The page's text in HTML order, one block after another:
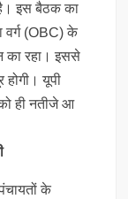
इस बैठक का
वर्ग (OBC) के
का रहा। इससे
यूपी
ही नतीजे आ
के